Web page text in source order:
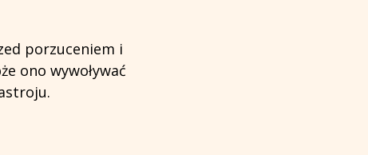
porzuceniem i
ono wywoływać